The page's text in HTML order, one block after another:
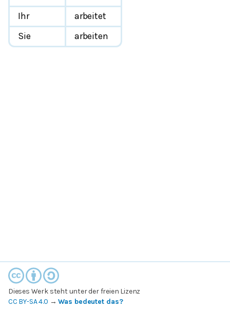
Ihr
arbeitet
Sie
arbeiten
Dieses Werk steht unter der freien Lizenz
CC BY-SA 4.0 →Was bedeutet das?